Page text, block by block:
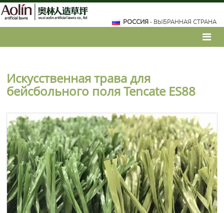
РОССИЯ - ВЫБРАННАЯ СТРАНА
Искусственная трава для
бейсбольного поля Tencate ES88